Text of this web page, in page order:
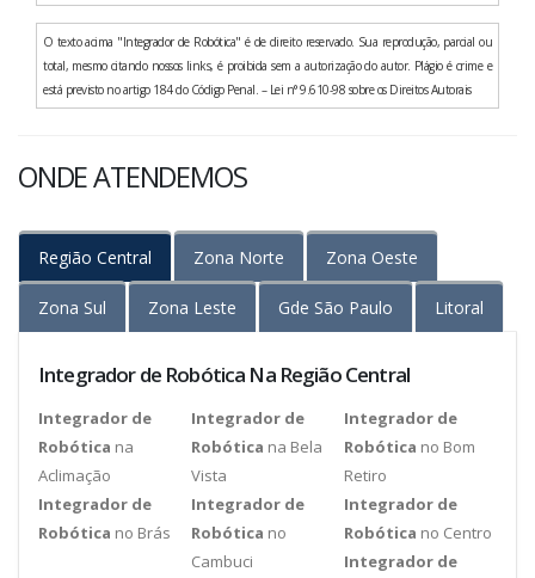
O texto acima "Integrador de Robótica" é de direito reservado. Sua reprodução, parcial ou
total, mesmo citando nossos links, é proibida sem a autorização do autor. Plágio é crime e
está previsto no artigo 184 do Código Penal. – Lei n° 9.610-98 sobre os Direitos Autorais
ONDE ATENDEMOS
Região Central Zona Norte Zona Oeste
Zona Sul Zona Leste Gde São Paulo Litoral
Integrador de Robótica Na Região Central
Integrador de
Robótica na
Aclimação
Integrador de
Robótica na Bela
Vista
Integrador de
Robótica no Bom
Retiro
Integrador de
Robótica no Brás
Integrador de
Robótica no
Cambuci
Integrador de
Robótica no Centro
Integrador de